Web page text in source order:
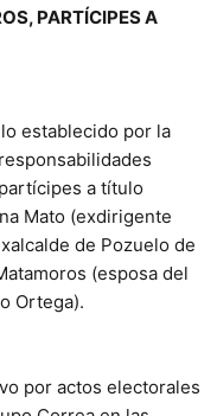
PARTÍCIPES A
establecido por la
a título
Mato (exdirigente
de Pozuelo de
(esposa del
Ortega).
por actos electorales